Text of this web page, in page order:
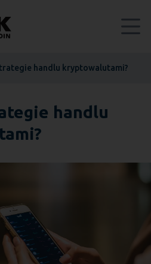
handlu kryptowalutami?
handlu